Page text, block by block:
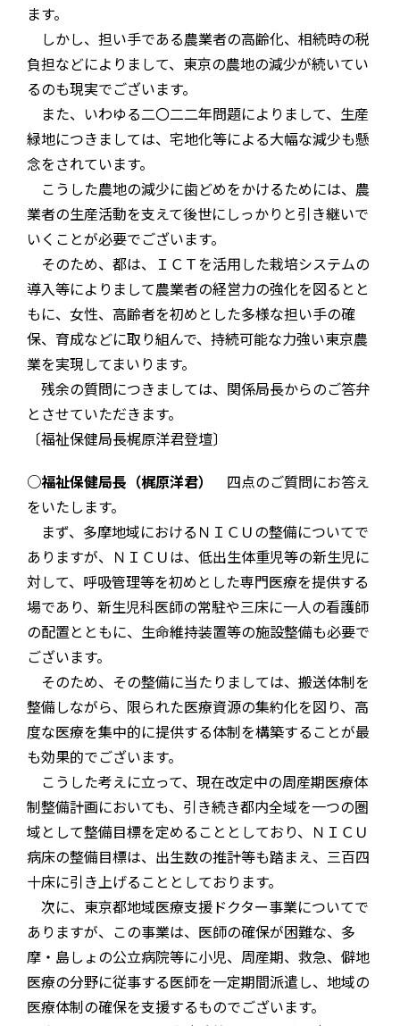
ます。
しかし、担い手である農業者の高齢化、相続時の税
負担などによりまして、東京の農地の減少が続いてい
るのも現実でございます。
また、いわゆる二〇二二年問題によりまして、生産
緑地につきましては、宅地化等による大幅な減少も懸
念をされています。
こうした農地の減少に歯どめをかけるためには、農
業者の生産活動を支えて後世にしっかりと引き継いで
いくことが必要でございます。
そのため、都は、ＩＣＴを活用した栽培システムの
導入等によりまして農業者の経営力の強化を図るとと
もに、女性、高齢者を初めとした多様な担い手の確
保、育成などに取り組んで、持続可能な力強い東京農
業を実現してまいります。
残余の質問につきましては、関係局長からのご答弁
とさせていただきます。
〔福祉保健局長梶原洋君登壇〕
○福祉保健局長（梶原洋君）
四点のご質問にお答え
をいたします。
まず、多摩地域におけるＮＩＣＵの整備についてで
ありますが、ＮＩＣＵは、低出生体重児等の新生児に
対して、呼吸管理等を初めとした専門医療を提供する
場であり、新生児科医師の常駐や三床に一人の看護師
の配置とともに、生命維持装置等の施設整備も必要で
ございます。
そのため、その整備に当たりましては、搬送体制を
整備しながら、限られた医療資源の集約化を図り、高
度な医療を集中的に提供する体制を構築することが最
も効果的でございます。
こうした考えに立って、現在改定中の周産期医療体
制整備計画においても、引き続き都内全域を一つの圏
域として整備目標を定めることとしており、ＮＩＣＵ
病床の整備目標は、出生数の推計等も踏まえ、三百四
十床に引き上げることとしております。
次に、東京都地域医療支援ドクター事業についてで
ありますが、この事業は、医師の確保が困難な、多
摩・島しょの公立病院等に小児、周産期、救急、僻地
医療の分野に従事する医師を一定期間派遣し、地域の
医療体制の確保を支援するものでございます。